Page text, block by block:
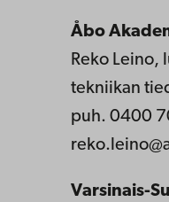
Åbo
Reko Leino,
tekniikan
puh. 0400
Varsinais-